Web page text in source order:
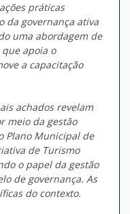
práticas
da governança ativa
uma abordagem de
apoia o
a capacitação
achados revelam
meio da gestão
Plano Municipal de
de Turismo
o papel da gestão
de governança. As
do contexto.